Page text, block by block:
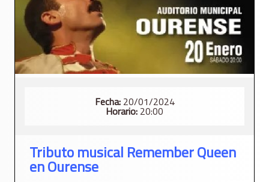
Fecha:20/01/2024
Horario: 20:00
Tributo musical Remember Queen
en Ourense